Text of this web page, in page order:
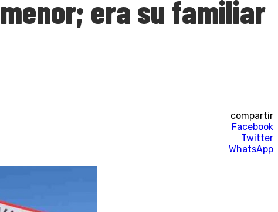
era su familiar
compartir
Facebook
Twitter
WhatsApp